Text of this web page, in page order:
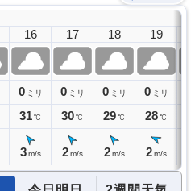
16
0 ミリ
31℃
3 m/s
17
0 ミリ
30℃
2 m/s
18
0 ミリ
29℃
2 m/s
19
0 ミリ
28℃
2 m/s